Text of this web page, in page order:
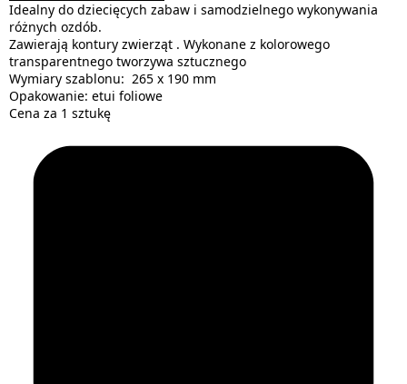
Idealny do dziecięcych zabaw i samodzielnego wykonywania
różnych ozdób.
Zawierają kontury zwierząt . Wykonane z kolorowego
transparentnego tworzywa sztucznego
Wymiary szablonu: 265 x 190 mm
Opakowanie: etui foliowe
Cena za 1 sztukę